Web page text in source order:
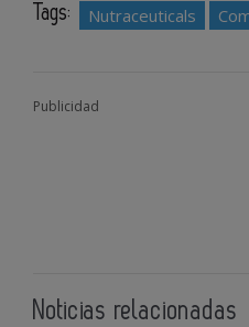
Tags: Nutraceuticals
Publicidad
Noticias relacionadas